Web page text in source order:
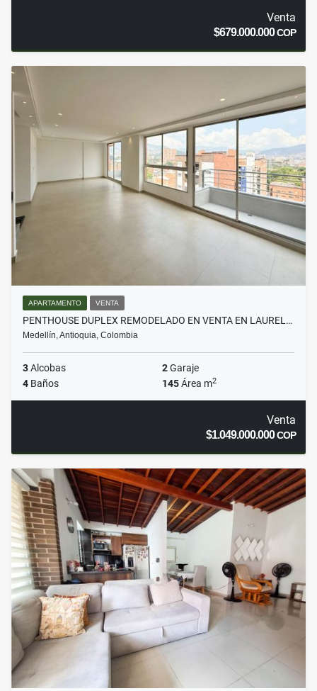
Venta
$679.000.000COP
APARTAMENTO VENTA
PENTHOUSE DUPLEX REMODELADO EN VENTA EN LAUREL…
Medellín, Antioquia, Colombia
3Alcobas 2Garaje
4 Baños 145Área m2
Venta
$1.049.000.000COP